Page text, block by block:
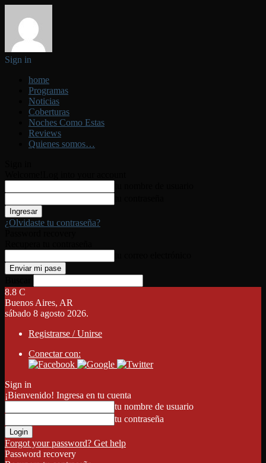
Sign in
home
Programas
Noticias
Coberturas
Noches Como Estas
Reviews
Quienes somos…
¿Olvidaste tu contraseña?
8.8 C
Buenos Aires, AR
sábado 8 agosto 2026.
Registrarse / Unirse
Conectar con:
Sign in
¡Bienvenido! Ingresa en tu cuenta
tu nombre de usuario
tu contraseña
Forgot your password? Get help
Password recovery